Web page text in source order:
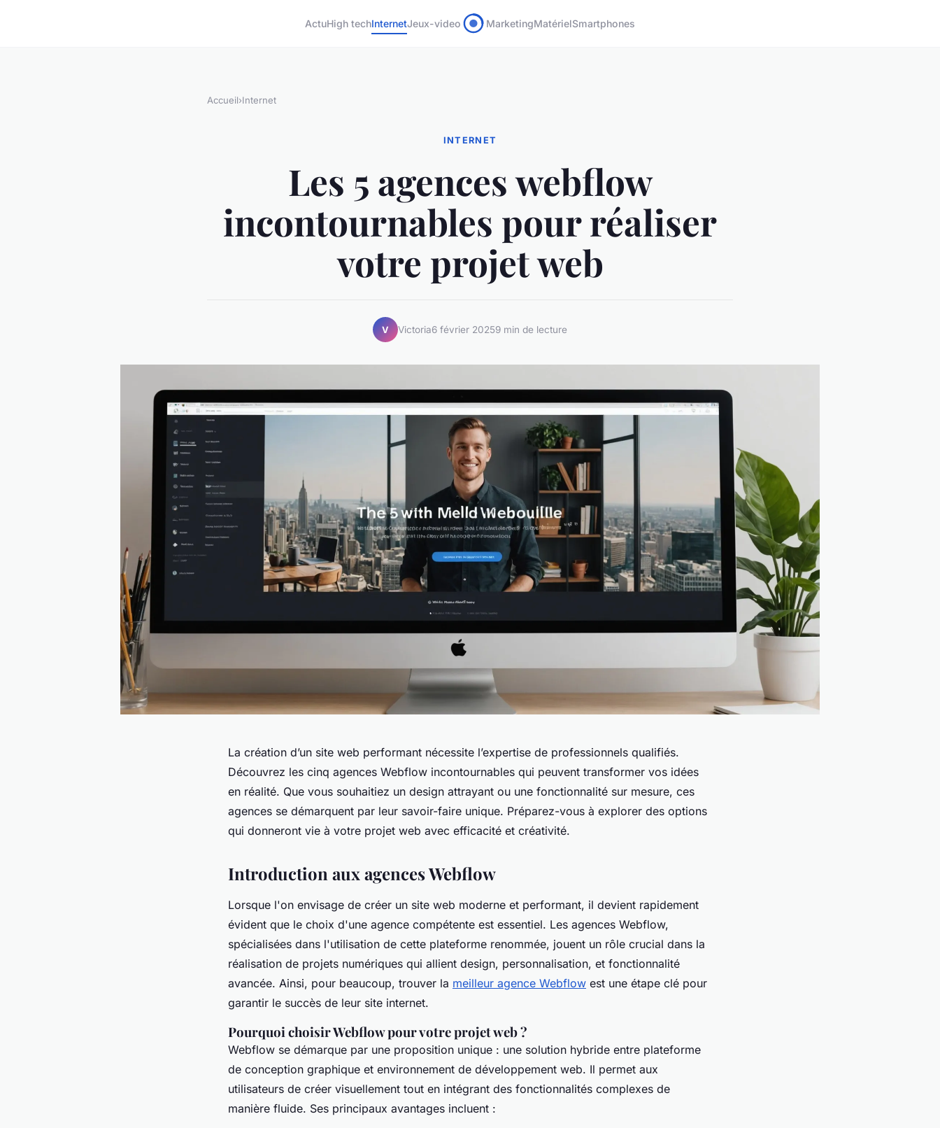
ActuHigh techInternetJeux-video MarketingMatérielSmartphones
Accueil›Internet
INTERNET
Les 5 agences webflow
incontournables pour réaliser
votre projet web
V Victoria6 février 20259 min de lecture
La création d’un site web performant nécessite l’expertise de professionnels qualifiés.
Découvrez les cinq agences Webflow incontournables qui peuvent transformer vos idées
en réalité. Que vous souhaitiez un design attrayant ou une fonctionnalité sur mesure, ces
agences se démarquent par leur savoir-faire unique. Préparez-vous à explorer des options
qui donneront vie à votre projet web avec efficacité et créativité.
Introduction aux agences Webflow
Lorsque l'on envisage de créer un site web moderne et performant, il devient rapidement
évident que le choix d'une agence compétente est essentiel. Les agences Webflow,
spécialisées dans l'utilisation de cette plateforme renommée, jouent un rôle crucial dans la
réalisation de projets numériques qui allient design, personnalisation, et fonctionnalité
avancée. Ainsi, pour beaucoup, trouver la meilleur agence Webflow est une étape clé pour
garantir le succès de leur site internet.
Pourquoi choisir Webflow pour votre projet web ?
Webflow se démarque par une proposition unique : une solution hybride entre plateforme
de conception graphique et environnement de développement web. Il permet aux
utilisateurs de créer visuellement tout en intégrant des fonctionnalités complexes de
manière fluide. Ses principaux avantages incluent :